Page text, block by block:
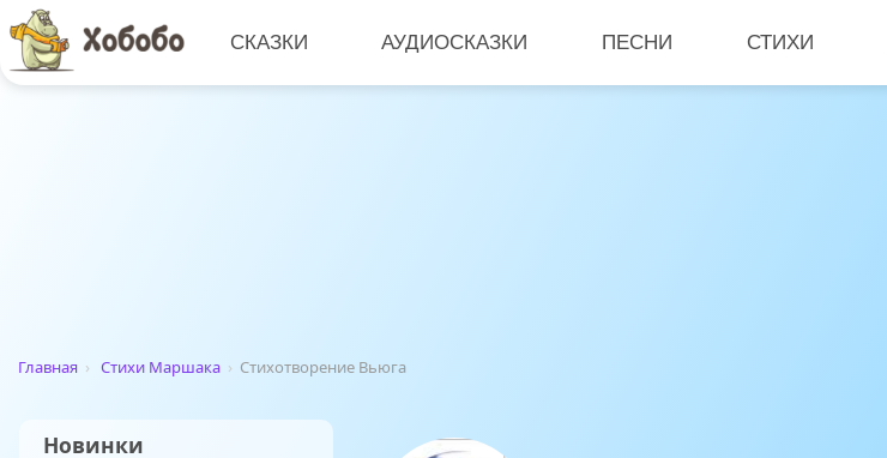
СКАЗКИ АУДИОСКАЗКИ ПЕСНИ СТИХИ
Главная › Стихи Маршака › Стихотворение Вьюга
Новинки